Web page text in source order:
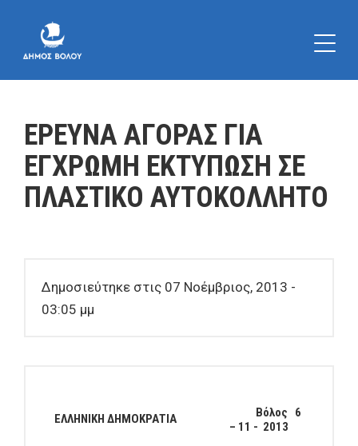
ΕΡΕΥΝΑ ΑΓΟΡΑΣ ΓΙΑ
ΕΓΧΡΩΜΗ ΕΚΤΥΠΩΣΗ ΣΕ
ΠΛΑΣΤΙΚΟ ΑΥΤΟΚΟΛΛΗΤΟ
Δημοσιεύτηκε στις 07 Νοέμβριος, 2013 -
03:05 μμ
ΕΛΛΗΝΙΚΗ ΔΗΜΟΚΡΑΤΙΑ
Βόλος 6
– 11 - 2013